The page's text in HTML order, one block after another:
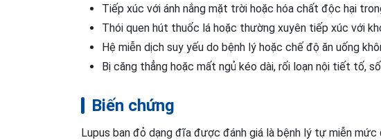
Tiếp xúc với ánh nắng mặt trời hoặc hóa chất độc hại
Thói quen hút thuốc lá hoặc thường xuyên tiếp xúc với
Hệ miễn dịch suy yếu do bệnh lý hoặc chế độ ăn uống
Bị căng thẳng hoặc mất ngủ kéo dài, rối loạn nội tiết tố,
Biến chứng
Lupus ban đỏ dạng đĩa được đánh giá là bệnh lý tự miễn mức